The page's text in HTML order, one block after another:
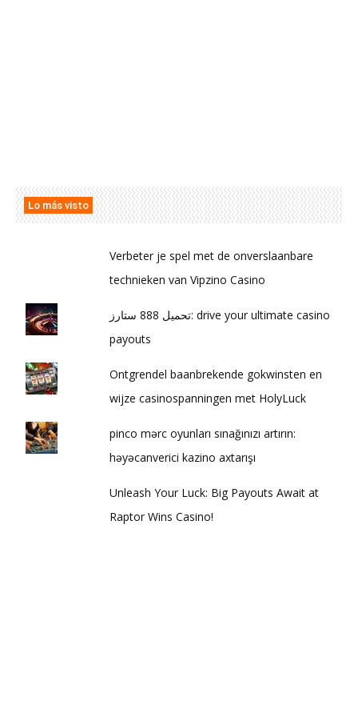
Lo más visto
Verbeter je spel met de onverslaanbare
technieken van Vipzino Casino
تحميل 888 ستارز: drive your ultimate casino
payouts
Ontgrendel baanbrekende gokwinsten en
wijze casinospanningen met HolyLuck
pinco mərc oyunları sınağınızı artırın:
həyəcanverici kazino axtarışı
Unleash Your Luck: Big Payouts Await at
Raptor Wins Casino!